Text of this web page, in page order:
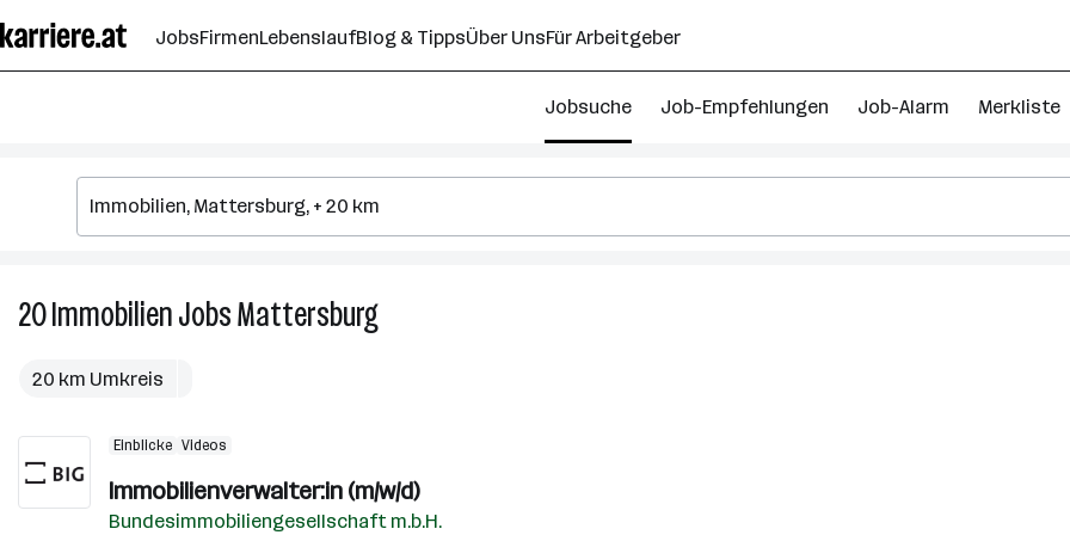
Seiteninhalt
springen
JobsFirmenLebenslaufBlog & TippsÜber UnsFür Arbeitgeber
Jobsuche Job-Empfehlungen Job-Alarm Merkliste
20ImmobilienJobsMattersburg20
Immobilien
20 km Umkreis
Einblicke Videos
Immobilienverwalter:in (m/w/d)
Bundesimmobiliengesellschaft m.b.H.